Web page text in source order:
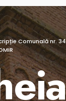
Comunală nr. 34